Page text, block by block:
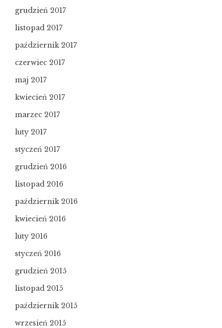
grudzień 2017
listopad 2017
październik 2017
czerwiec 2017
maj 2017
kwiecień 2017
marzec 2017
luty 2017
styczeń 2017
grudzień 2016
listopad 2016
październik 2016
kwiecień 2016
luty 2016
styczeń 2016
grudzień 2015
listopad 2015
październik 2015
wrzesień 2015